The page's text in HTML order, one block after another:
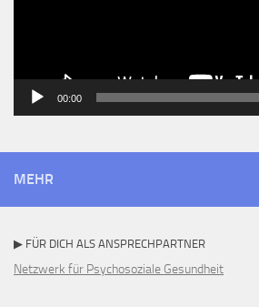
00:00
MEHR
▶ FÜR DICH ALS ANSPRECHPARTNER
Netzwerk für Psychosoziale Gesundheit